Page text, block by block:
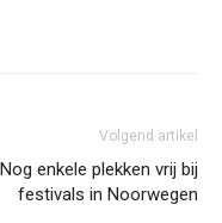
Volgend artikel
Nog enkele plekken vrij bij
festivals in Noorwegen